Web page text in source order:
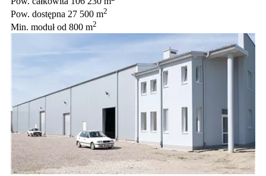
Pow. dostępna 27 500 m2
Min. modułod 800 m2